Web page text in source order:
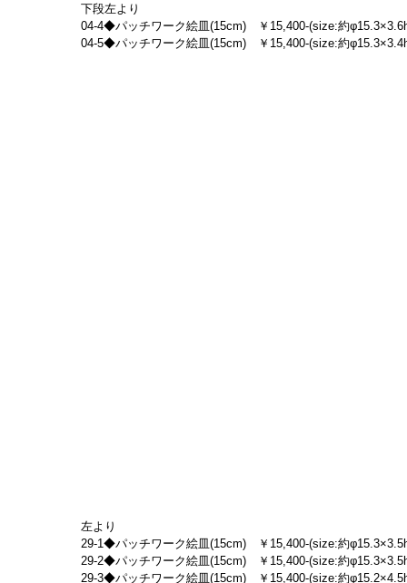
下段左より
04-4◆パッチワーク絵皿(15cm)　￥15,400-(size:約
04-5◆パッチワーク絵皿(15cm)　￥15,400-(size:約
左より
29-1◆パッチワーク絵皿(15cm)　￥15,400-(size:約
29-2◆パッチワーク絵皿(15cm)　￥15,400-(size:約
29-3◆パッチワーク絵皿(15cm)　￥15,400-(size:約